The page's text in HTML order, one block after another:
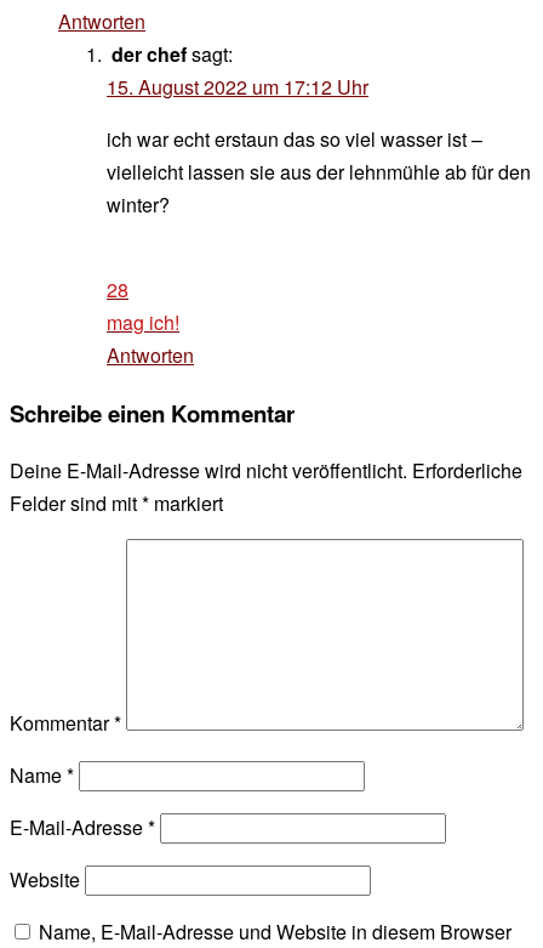
Antworten
der chefsagt:
15. August 2022 um 17:12 Uhr
ich war echt erstaun das so viel wasser ist –
vielleicht lassen sie aus der lehnmühle ab für den
winter?
28
mag ich!
Antworten
Schreibe einen Kommentar
Deine E-Mail-Adresse wird nicht veröffentlicht. Erforderliche
Felder sind mit* markiert
Kommentar*
Name*
E-Mail-Adresse*
Website
Name, E-Mail-Adresse und Website in diesem Browser